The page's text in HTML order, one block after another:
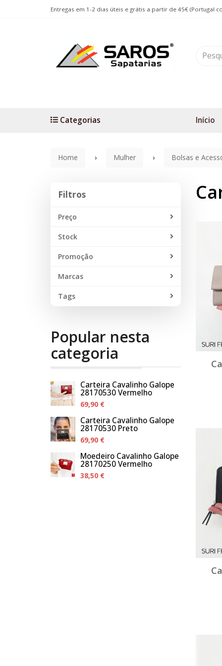
Entregas em 1-2 dias úteis e grátis a partir de 45€ (Portugal
Início
Categorias
Home Mulher Bolsas e
Filtros
Preço
Stock
Promoção
Marcas
Tags
Popular nesta
categoria
Carteira Cavalinho Galope
28170530 Vermelho
69,90 €
Carteira Cavalinho Galope
28170530 Preto
69,90 €
Moedeiro Cavalinho Galope
28170250 Vermelho
38,50 €